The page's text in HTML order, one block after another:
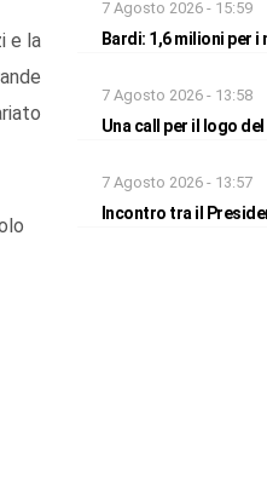
e la
7 Agosto 2026 - 15:59
Bardi: 1,6 milioni per
7 Agosto 2026 - 13:58
Una call per il logo
7 Agosto 2026 - 13:57
Incontro tra il